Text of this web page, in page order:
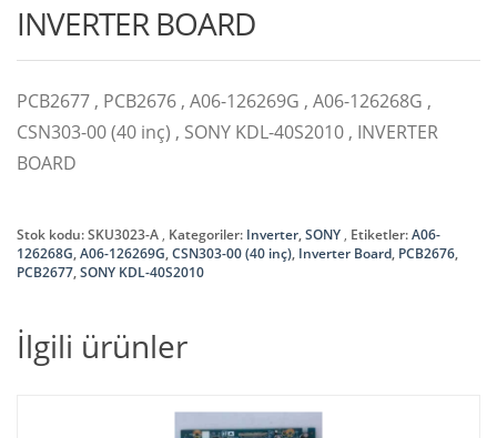
INVERTER BOARD
PCB2677 , PCB2676 , A06-126269G , A06-126268G ,
CSN303-00 (40 inç) , SONY KDL-40S2010 , INVERTER
BOARD
Stok kodu:SKU3023-A Kategoriler: Inverter,SONY Etiketler:A06-
126268G,A06-126269G,CSN303-00 (40 inç), Inverter Board, PCB2676,
PCB2677,SONY KDL-40S2010
İlgili ürünler